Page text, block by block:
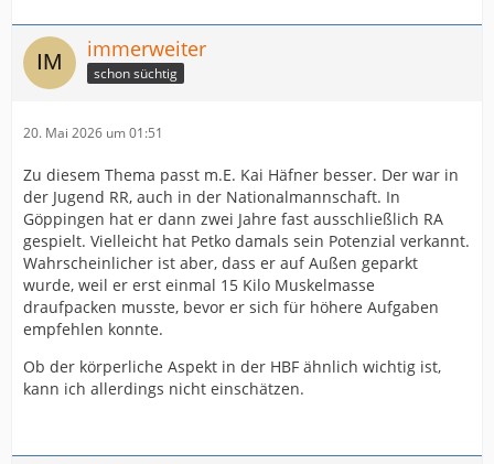
immerweiter
schon süchtig
20. Mai 2026 um 01:51
Zu diesem Thema passt m.E. Kai Häfner besser. Der war in
der Jugend RR, auch in der Nationalmannschaft. In
Göppingen hat er dann zwei Jahre fast ausschließlich RA
gespielt. Vielleicht hat Petko damals sein Potenzial verkannt.
Wahrscheinlicher ist aber, dass er auf Außen geparkt
wurde, weil er erst einmal 15 Kilo Muskelmasse
draufpacken musste, bevor er sich für höhere Aufgaben
empfehlen konnte.
Ob der körperliche Aspekt in der HBF ähnlich wichtig ist,
kann ich allerdings nicht einschätzen.